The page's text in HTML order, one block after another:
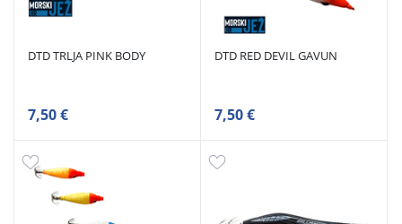
DTD TRLJA PINK BODY
7,50 €
DTD RED DEVIL GAVUN
7,50 €